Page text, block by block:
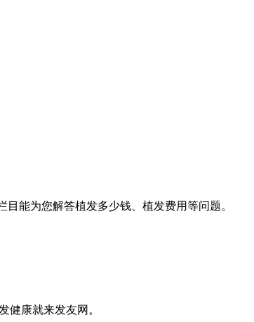
能为您解答植发多少钱、植发费用等问题。
健康就来发友网。